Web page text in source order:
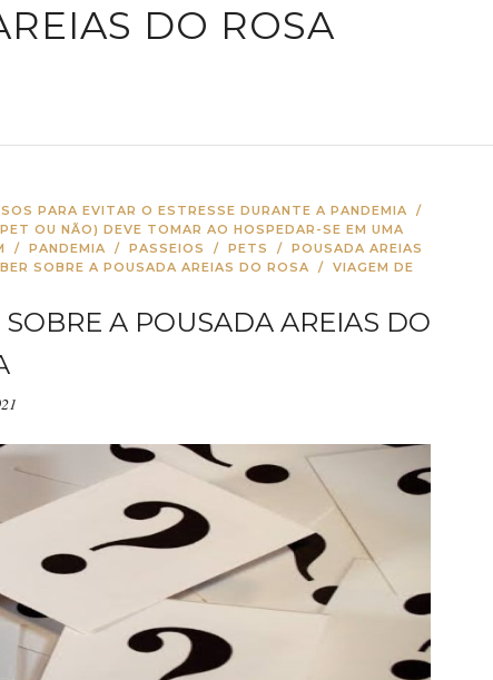
DO ROSA
PARA EVITAR O ESTRESSE DURANTE A PANDEMIA /
OU NÃO) DEVE TOMAR AO HOSPEDAR-SE EM UMA
/PANDEMIA /PASSEIOS /PETS /POUSADA AREIAS
SOBRE A POUSADA AREIAS DO ROSA / VIAGEM DE
A POUSADA AREIAS DO